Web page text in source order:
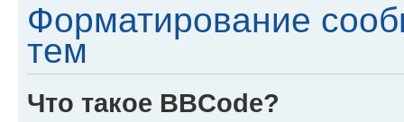
Форматирование
тем
Что такое BBCode?